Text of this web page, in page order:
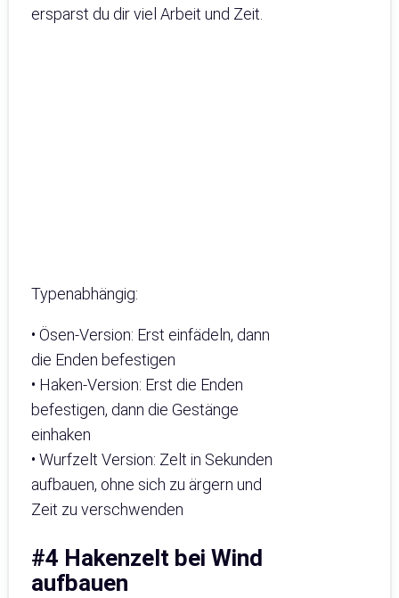
ersparst du dir viel Arbeit und Zeit.
Typenabhängig:
• Ösen-Version: Erst einfädeln, dann
die Enden befestigen
• Haken-Version: Erst die Enden
befestigen, dann die Gestänge
einhaken
• Wurfzelt Version: Zelt in Sekunden
aufbauen, ohne sich zu ärgern und
Zeit zu verschwenden
#4 Hakenzelt bei Wind
aufbauen